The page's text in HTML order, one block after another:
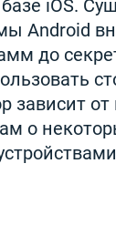
iOS.
Android
до
зависит
о